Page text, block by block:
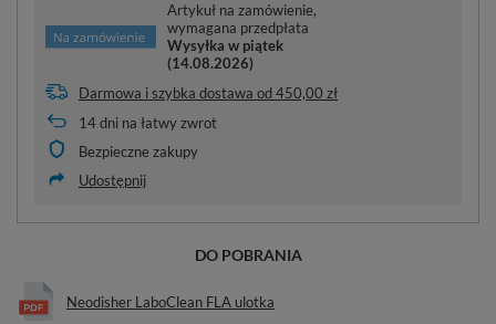
Artykuł na zamówienie,
wymagana przedpłata
Wysyłka w piątek
(14.08.2026)
Darmowa i szybka dostawa od450,00 zł
14dni na łatwy zwrot
Bezpieczne zakupy
Udostępnij
DO POBRANIA
Neodisher LaboClean FLA ulotka